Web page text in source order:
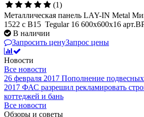
(1)
Металлическая панель LAY-IN Metal
1522 с В15 Tegular 16 600x600x16
В наличии
Запросить ценуЗапрос цены
Новости
Все новости
26 февраля 2017 Пополнение
2017 ФАС разрешил рекламировать
коттеджей и бань
Все новости
Обзоры и советы